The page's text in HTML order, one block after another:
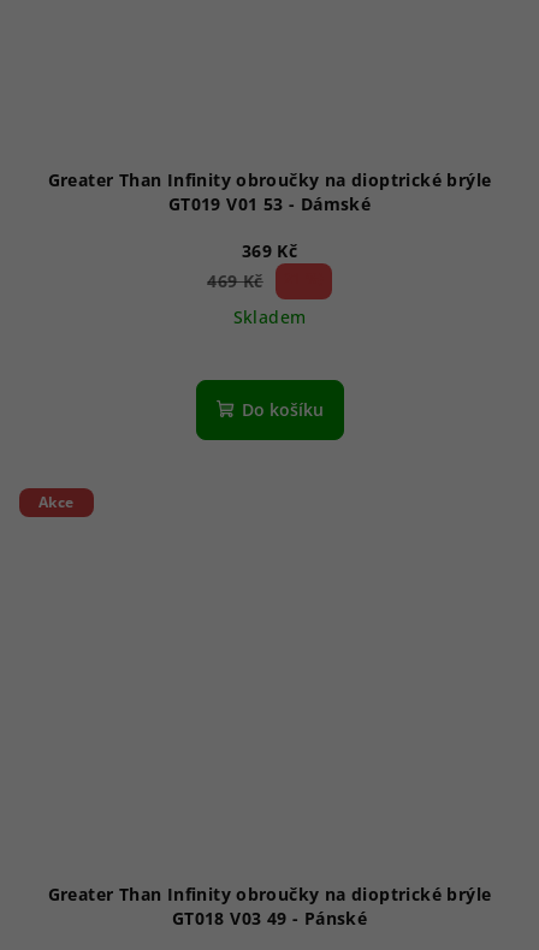
Greater Than Infinity obroučky na dioptrické brýle
GT019 V01 53 - Dámské
369 Kč
469 Kč
Skladem
Do košíku
Akce
Greater Than Infinity obroučky na dioptrické brýle
GT018 V03 49 - Pánské